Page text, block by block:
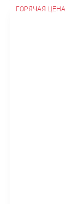
ГОРЯЧАЯ ЦЕНА